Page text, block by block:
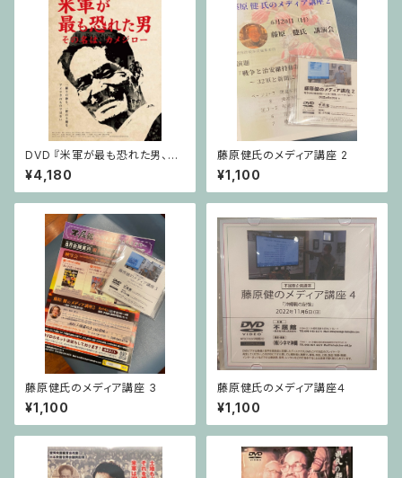
DVD 『米軍が最も恐れた男、そ
の名はカメジロー』第1作目
¥4,180
藤原健氏のメディア講座 2
¥1,100
藤原健氏のメディア講座 3
¥1,100
藤原健氏のメディア講座４
¥1,100